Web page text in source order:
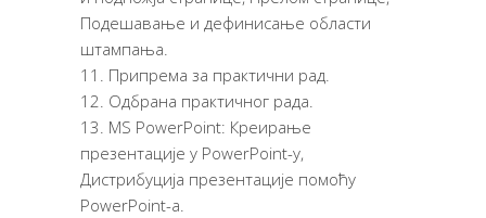
Подешавање и дефинисање области
штампања.
Припрема за практични рад.
Одбрана практичног рада.
MS PowerPoint: Креирање
презентације у PowerPoint-у,
Дистрибуција презентације помоћу
PowerPoint-а.